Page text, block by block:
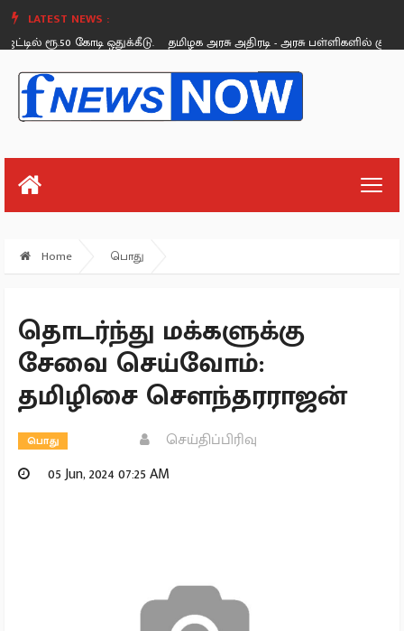
LATEST NEWS :
ரூ.50 கோடி ஒதுக்கீடு.
தமிழக அரசு அதிரடி - அரசு பள்ளிகளில்
Saturday, August 26
Home பொது
தொடர்ந்து மக்களுக்கு
சேவை செய்வோம்:
தமிழிசை சௌந்தரராஜன்
பொது
செய்திப்பிரிவு
05 Jun, 2024 07:25 AM